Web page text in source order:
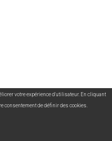
votre expérience d'utilisateur. En cliquant
consentement de définir des cookies.